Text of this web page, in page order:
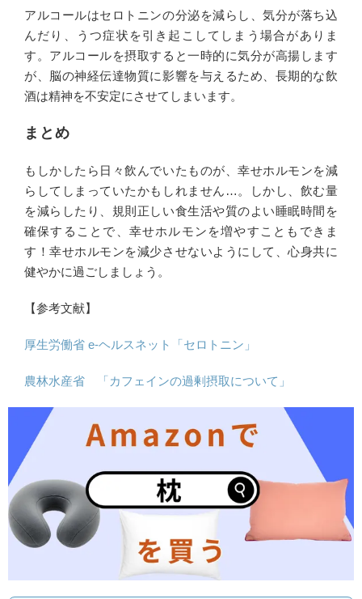
アルコールはセロトニンの分泌を減らし、気分が落ち込
んだり、うつ症状を引き起こしてしまう場合がありま
す。アルコールを摂取すると一時的に気分が高揚します
が、脳の神経伝達物質に影響を与えるため、長期的な飲
酒は精神を不安定にさせてしまいます。
まとめ
もしかしたら日々飲んでいたものが、幸せホルモンを減
らしてしまっていたかもしれません…。しかし、飲む量
を減らしたり、規則正しい食生活や質のよい睡眠時間を
確保することで、幸せホルモンを増やすこともできま
す！幸せホルモンを減少させないようにして、心身共に
健やかに過ごしましょう。
【参考文献】
厚生労働省 e-ヘルスネット「セロトニン」
農林水産省 「カフェインの過剰摂取について」